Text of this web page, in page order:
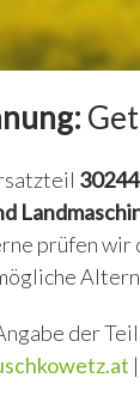
prüfen wir
der
|